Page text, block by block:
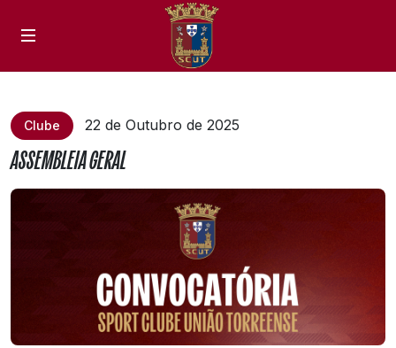
Clube 22 de Outubro de 2025
ASSEMBLEIA GERAL